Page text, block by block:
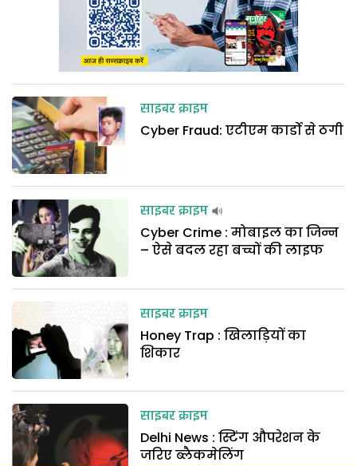
साइबर क्राइम
Cyber Fraud: एटीएम कार्डो से ठगी
साइबर क्राइम
Cyber Crime : मोबाइल का जिन्न
– ऐसे बदल रहा बच्चों की लाइफ
साइबर क्राइम
Honey Trap : खिलाड़ियों का
शिकार
साइबर क्राइम
Delhi News : स्टिंग औपरेशन के
जरिए ब्लैकमेलिंग